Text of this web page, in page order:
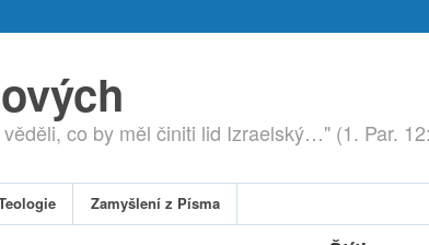
co by měl činiti lid Izraelský…" (1. Par.
Zamyšlení z Písma